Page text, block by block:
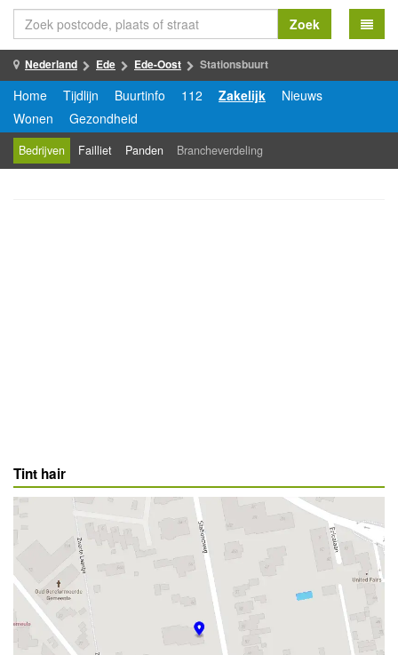
Zoek
Nederland Ede Ede-Oost Stationsbuurt
Home Tijdlijn Buurtinfo 112 Zakelijk
Nieuws
Wonen
Gezondheid
Bedrijven Failliet Panden Brancheverdeling
Tint hair